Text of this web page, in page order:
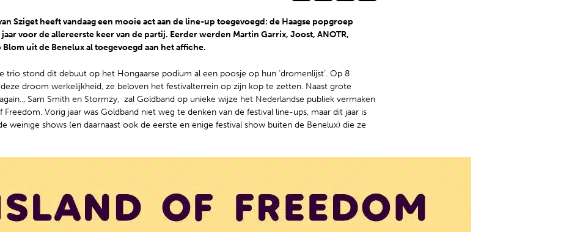
Sziget heeft vandaag een mooie act aan de line-up toegevoegd: de Haagse popgroep
voor de allereerste keer van de partij. Eerder werden Martin Garrix, Joost, ANOTR,
Blom uit de Benelux al toegevoegd aan het affiche.
trio stond dit debuut op het Hongaarse podium al een poosje op hun ‘dromenlijst’. Op 8
droom werkelijkheid, ze beloven het festivalterrein op zijn kop te zetten. Naast grote
Sam Smith en Stormzy, zal Goldband op unieke wijze het Nederlandse publiek vermaken
Freedom. Vorig jaar was Goldband niet weg te denken van de festival line-ups, maar dit jaar is
weinige shows (en daarnaast ook de eerste en enige festival show buiten de Benelux) die ze